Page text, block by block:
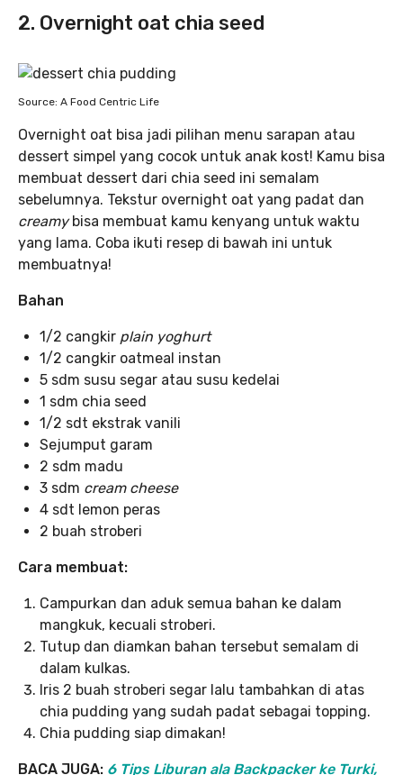
2. Overnight oat chia seed
Source: A Food Centric Life
Overnight oat bisa jadi pilihan menu sarapan atau
dessert simpel yang cocok untuk anak kost! Kamu bisa
membuat dessert dari chia seed ini semalam
sebelumnya. Tekstur overnight oat yang padat dan
creamybisa membuat kamu kenyang untuk waktu
yang lama. Coba ikuti resep di bawah ini untuk
membuatnya!
Bahan
1/2 cangkir plain yoghurt
1/2 cangkir oatmeal instan
5 sdm susu segar atau susu kedelai
1 sdm chia seed
1/2 sdt ekstrak vanili
Sejumput garam
2 sdm madu
3 sdm cream cheese
4 sdt lemon peras
2 buah stroberi
Cara membuat:
Campurkan dan aduk semua bahan ke dalam
mangkuk, kecuali stroberi.
Tutup dan diamkan bahan tersebut semalam di
dalam kulkas.
Iris 2 buah stroberi segar lalu tambahkan di atas
chia pudding yang sudah padat sebagai topping.
Chia pudding siap dimakan!
BACA JUGA: 6 Tips Liburan ala Backpacker ke Turki,